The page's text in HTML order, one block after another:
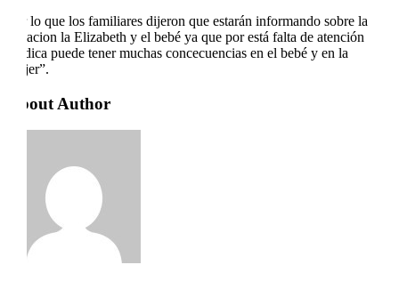
Por lo que los familiares dijeron que estarán informando sobre la
situacion la Elizabeth y el bebé ya que por está falta de atención
médica puede tener muchas concecuencias en el bebé y en la
mujer”.
About Author